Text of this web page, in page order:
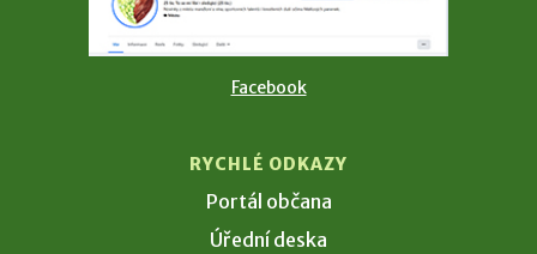
Facebook
RYCHLÉ ODKAZY
Portál občana
Úřední deska